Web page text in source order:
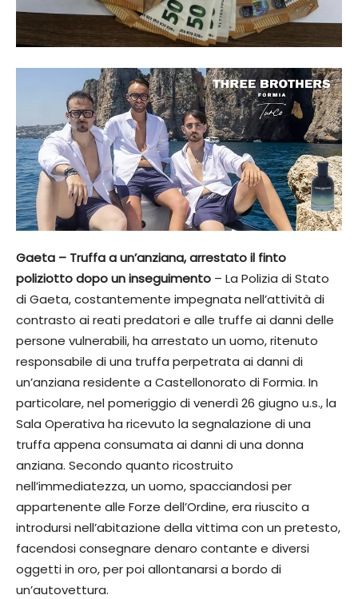
Gaeta – Truffa a un’anziana, arrestato il finto
poliziotto dopo un inseguimento – La Polizia di Stato
di Gaeta, costantemente impegnata nell’attività di
contrasto ai reati predatori e alle truffe ai danni delle
persone vulnerabili, ha arrestato un uomo, ritenuto
responsabile di una truffa perpetrata ai danni di
un’anziana residente a Castellonorato di Formia. In
particolare, nel pomeriggio di venerdì 26 giugno u.s., la
Sala Operativa ha ricevuto la segnalazione di una
truffa appena consumata ai danni di una donna
anziana. Secondo quanto ricostruito
nell’immediatezza, un uomo, spacciandosi per
appartenente alle Forze dell’Ordine, era riuscito a
introdursi nell’abitazione della vittima con un pretesto,
facendosi consegnare denaro contante e diversi
oggetti in oro, per poi allontanarsi a bordo di
un’autovettura.